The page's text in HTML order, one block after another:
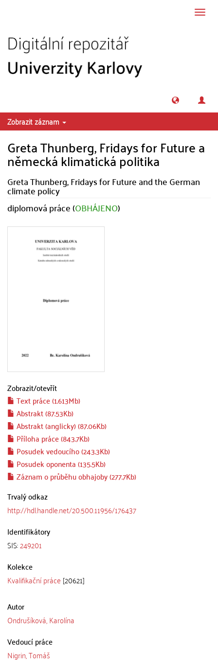
Zobrazit záznam
Greta Thunberg, Fridays for Future a
německá klimatická politika
Greta Thunberg, Fridays for Future and the German
climate policy
diplomová práce (OBHÁJENO)
Zobrazit/otevřít
Text práce (1.613Mb)
Abstrakt (87.53Kb)
Abstrakt (anglicky) (87.06Kb)
Příloha práce (843.7Kb)
Posudek vedoucího (243.3Kb)
Posudek oponenta (135.5Kb)
Záznam o průběhu obhajoby (277.7Kb)
Trvalý odkaz
http://hdl.handle.net/20.500.11956/176437
Identifikátory
SIS:249201
Kolekce
Kvalifikační práce [20621]
Autor
Ondrušíková, Karolína
Vedoucí práce
Nigrin, Tomáš